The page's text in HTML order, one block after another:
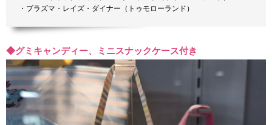
・プラズマ・レイズ・ダイナー（トゥモローランド）
◆グミキャンディー、ミニスナックケース付き